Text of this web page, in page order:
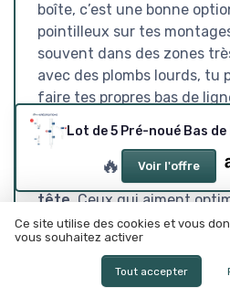
boîte, c’est une bonne
pointilleux sur tes
souvent dans des zones
avec des plombs lourds, tu
faire tes propres bas de
plus costaud.
En gros, je le conseillerais
kit prêt à l’emploi,
tête. Ceux qui aiment
et qui ont déjà tout le
leurs lignes, ça restera plus
dépannage qu’une base de
Mais pour la majorité des
🔥 Voir l'offre
Ce site utilise des cookies et vous
vous souhaitez activer
Tout accepter